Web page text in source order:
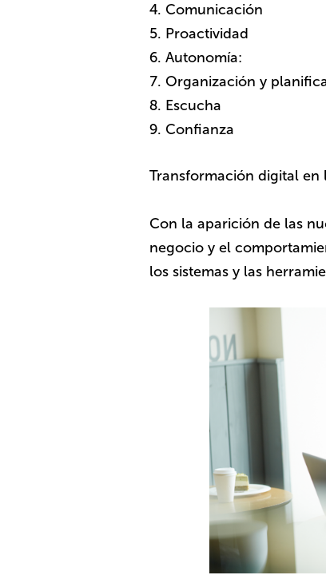
Comunicación
Proactividad
Autonomía:
Organización y
Escucha
Confianza
Transformación digital en
Con la aparición de las
negocio y el
los sistemas y las